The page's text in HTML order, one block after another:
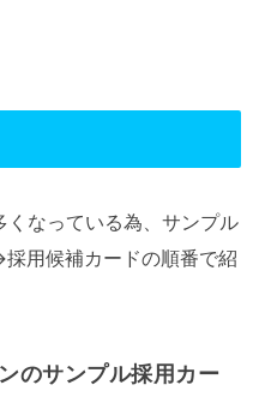
くなっている為、サンプル
用候補カードの順番で紹
のサンプル採用カー